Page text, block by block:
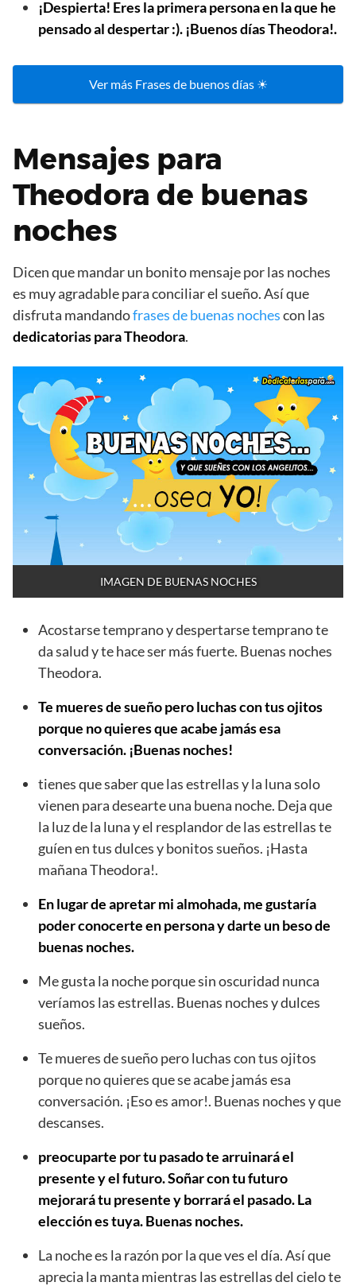
¡Despierta! Eres la primera persona en la que he
pensado al despertar :). ¡Buenos días Theodora!.
Ver más Frases de buenos días ☀
Mensajes para
Theodora de buenas
noches
Dicen que mandar un bonito mensaje por las noches
es muy agradable para conciliar el sueño. Así que
disfruta mandandofrases de buenas nochescon las
dedicatorias para Theodora.
IMAGEN DE BUENAS NOCHES
Acostarse temprano y despertarse temprano te
da salud y te hace ser más fuerte. Buenas noches
Theodora.
Te mueres de sueño pero luchas con tus ojitos
porque no quieres que acabe jamás esa
conversación. ¡Buenas noches!
tienes que saber que las estrellas y la luna solo
vienen para desearte una buena noche. Deja que
la luz de la luna y el resplandor de las estrellas te
guíen en tus dulces y bonitos sueños. ¡Hasta
mañana Theodora!.
En lugar de apretar mi almohada, me gustaría
poder conocerte en persona y darte un beso de
buenas noches.
Me gusta la noche porque sin oscuridad nunca
veríamos las estrellas. Buenas noches y dulces
sueños.
Te mueres de sueño pero luchas con tus ojitos
porque no quieres que se acabe jamás esa
conversación. ¡Eso es amor!. Buenas noches y que
descanses.
preocuparte por tu pasado te arruinará el
presente y el futuro. Soñar con tu futuro
mejorará tu presente y borrará el pasado. La
elección es tuya. Buenas noches.
La noche es la razón por la que ves el día. Así que
aprecia la manta mientras las estrellas del cielo te